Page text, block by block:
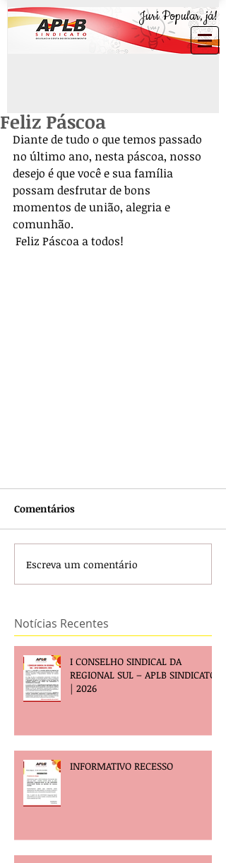
Juri Popular, já!
Feliz Páscoa
Diante de tudo o que temos passado
no último ano, nesta páscoa, nosso
desejo é que você e sua família
possam desfrutar de bons
momentos de união, alegria e
comunhão.
Feliz Páscoa a todos!
Comentários
Escreva um comentário
Notícias Recentes
I CONSELHO SINDICAL DA
REGIONAL SUL – APLB SINDICATO
| 2026
INFORMATIVO RECESSO